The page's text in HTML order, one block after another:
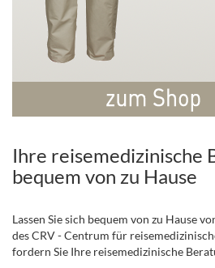
Ihre reisemedizinische
bequem von zu Hause
Lassen Sie sich bequem von zu Hause
des CRV - Centrum für
fordern Sie Ihre reisemedizinische